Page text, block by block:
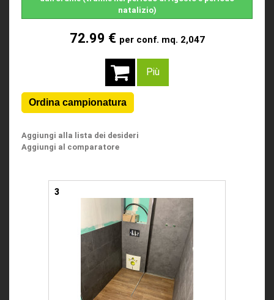
natalizio)
72.99 € per conf. mq. 2,047
Più
Aggiungi alla lista dei desideri
Aggiungi al comparatore
3